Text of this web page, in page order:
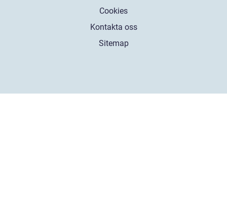
Cookies
Kontakta oss
Sitemap